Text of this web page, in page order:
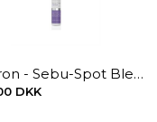
Environ - Sebu-Spot Blemish Gel 10 ml.
DKK